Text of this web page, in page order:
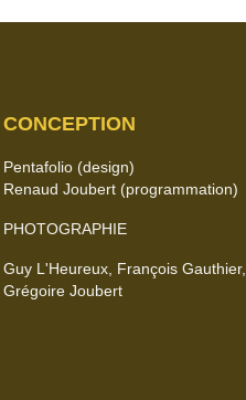
CONCEPTION
Pentafolio (design)
Renaud Joubert (programmation)
PHOTOGRAPHIE
Guy L'Heureux, François Gauthier,
Grégoire Joubert